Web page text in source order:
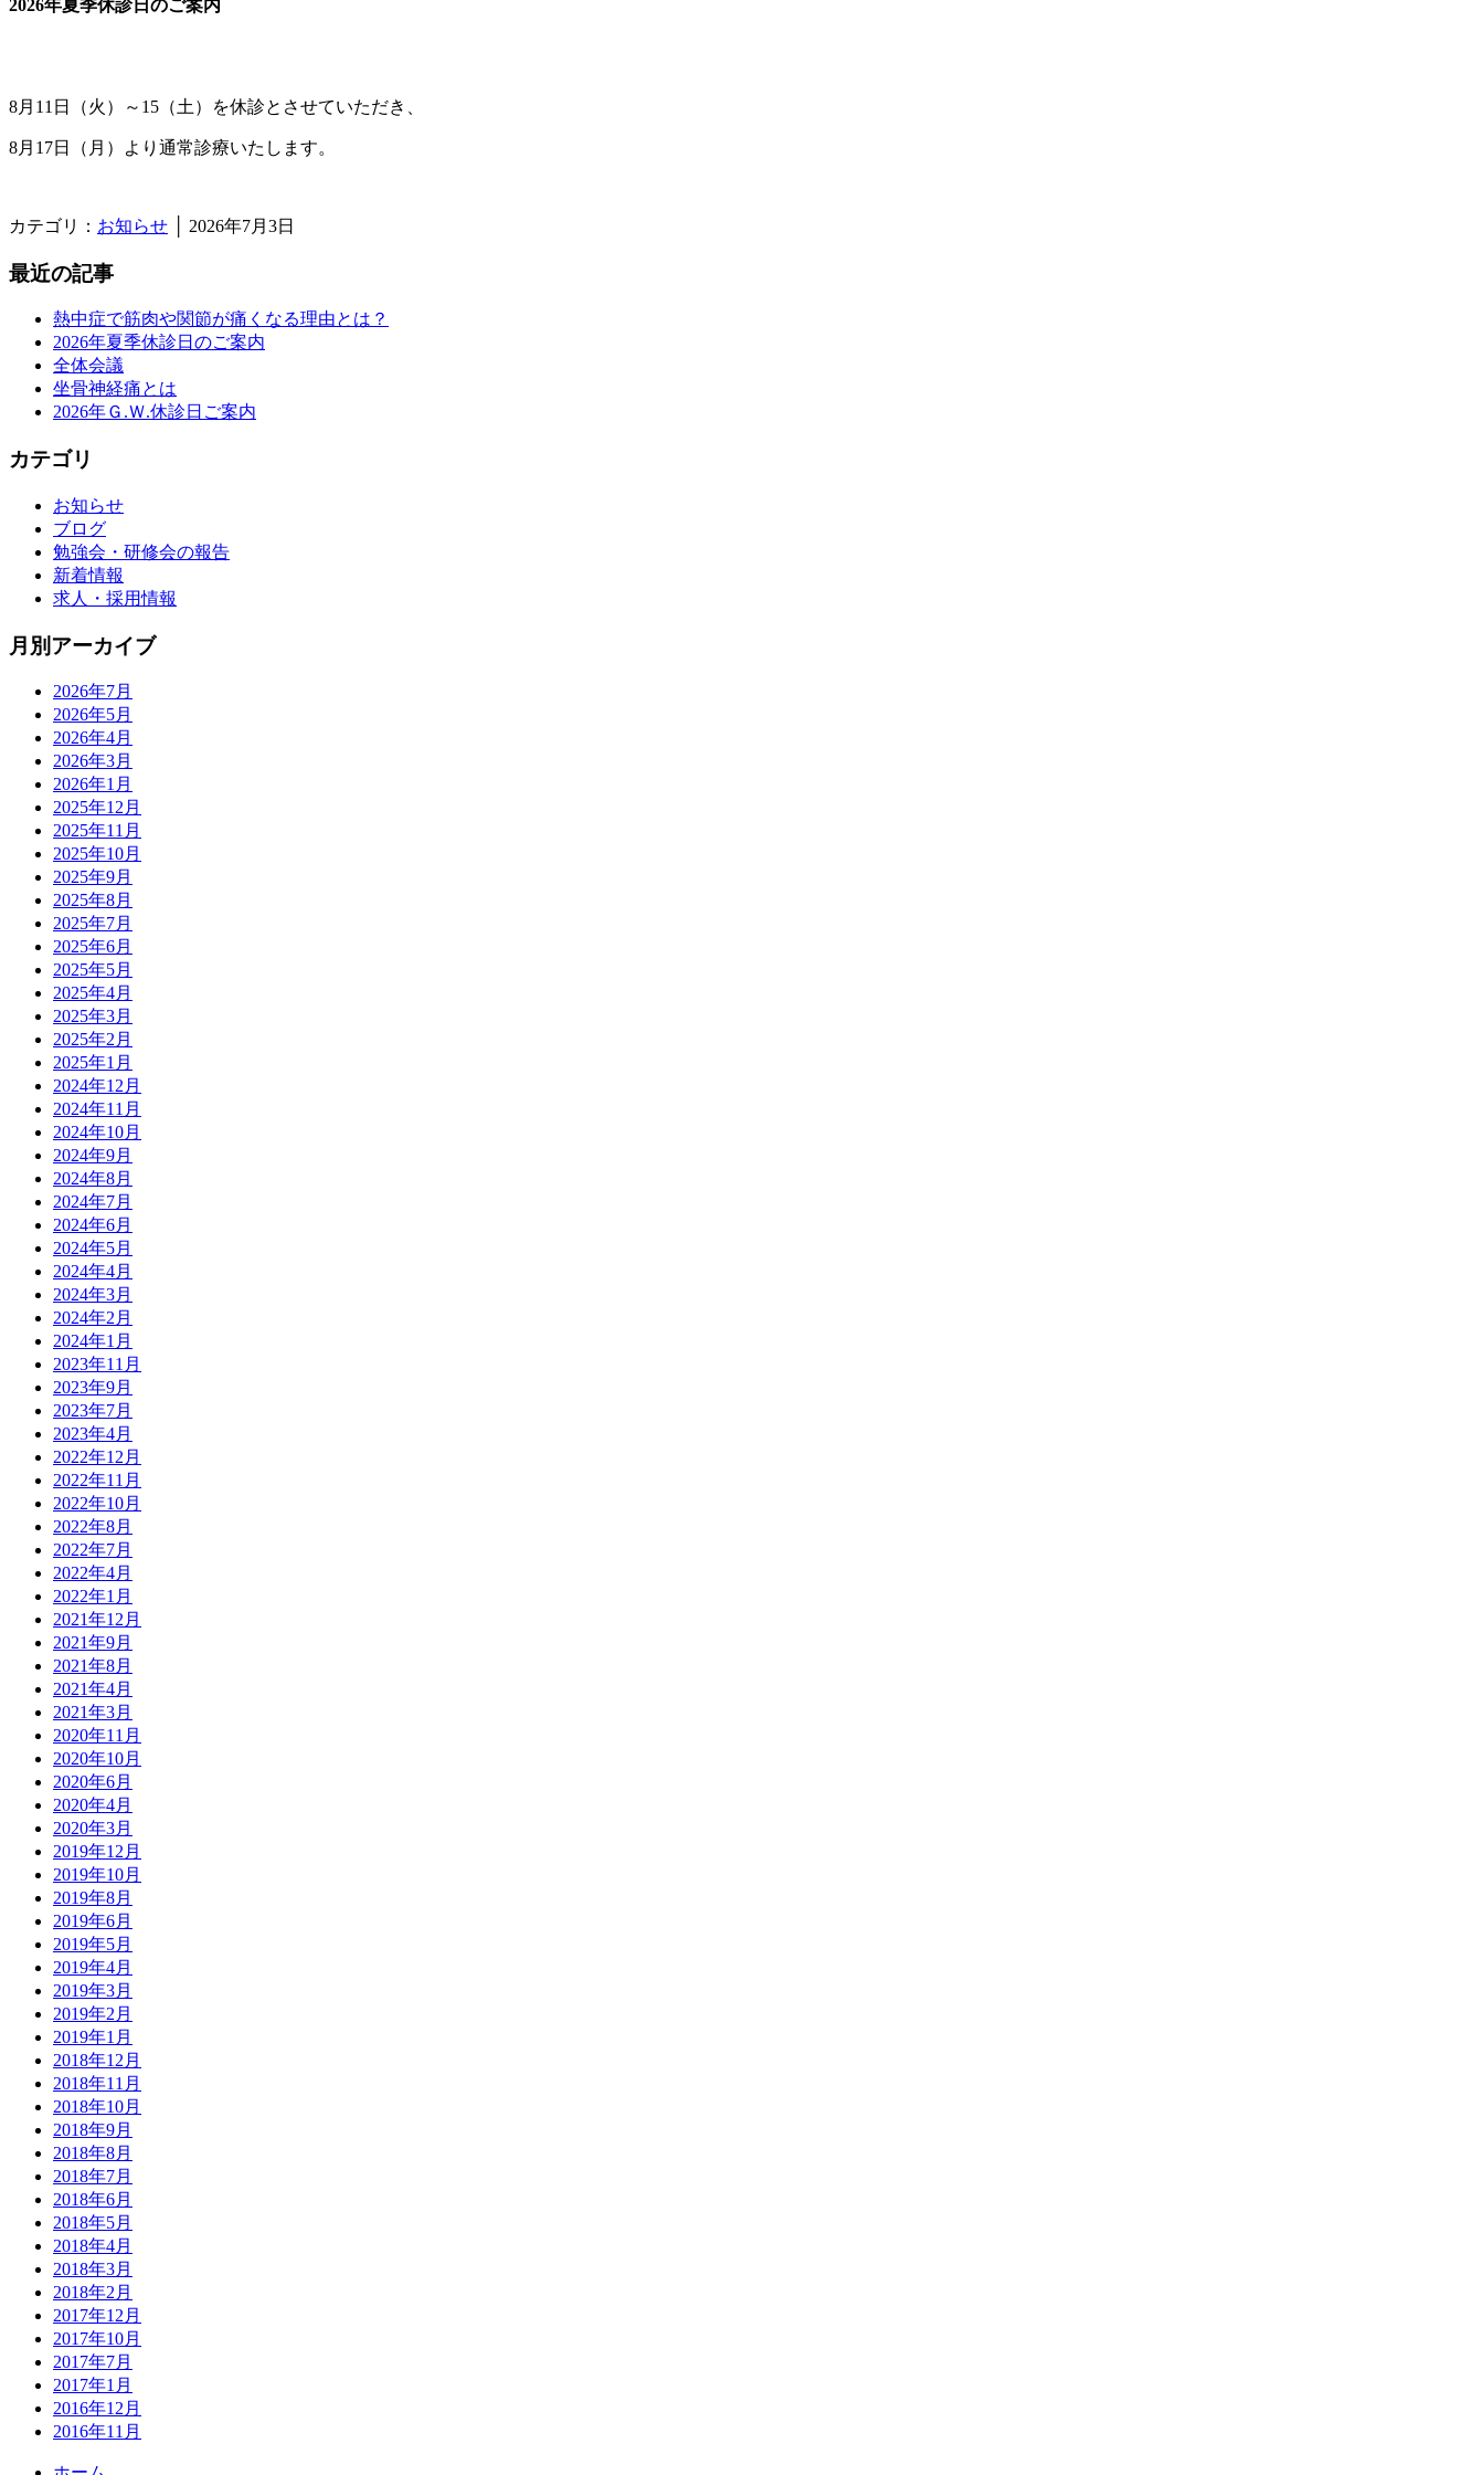
2026年夏季休診日のご案内
8月11日（火）～15（土）を休診とさせていただき、
8月17日（月）より通常診療いたします。
カテゴリ： お知らせ │ 2026年7月3日
最近の記事
熱中症で筋肉や関節が痛くなる理由とは？
2026年夏季休診日のご案内
全体会議
坐骨神経痛とは
2026年Ｇ.Ｗ.休診日ご案内
カテゴリ
お知らせ
ブログ
勉強会・研修会の報告
新着情報
求人・採用情報
月別アーカイブ
2026年7月
2026年5月
2026年4月
2026年3月
2026年1月
2025年12月
2025年11月
2025年10月
2025年9月
2025年8月
2025年7月
2025年6月
2025年5月
2025年4月
2025年3月
2025年2月
2025年1月
2024年12月
2024年11月
2024年10月
2024年9月
2024年8月
2024年7月
2024年6月
2024年5月
2024年4月
2024年3月
2024年2月
2024年1月
2023年11月
2023年9月
2023年7月
2023年4月
2022年12月
2022年11月
2022年10月
2022年8月
2022年7月
2022年4月
2022年1月
2021年12月
2021年9月
2021年8月
2021年4月
2021年3月
2020年11月
2020年10月
2020年6月
2020年4月
2020年3月
2019年12月
2019年10月
2019年8月
2019年6月
2019年5月
2019年4月
2019年3月
2019年2月
2019年1月
2018年12月
2018年11月
2018年10月
2018年9月
2018年8月
2018年7月
2018年6月
2018年5月
2018年4月
2018年3月
2018年2月
2017年12月
2017年10月
2017年7月
2017年1月
2016年12月
2016年11月